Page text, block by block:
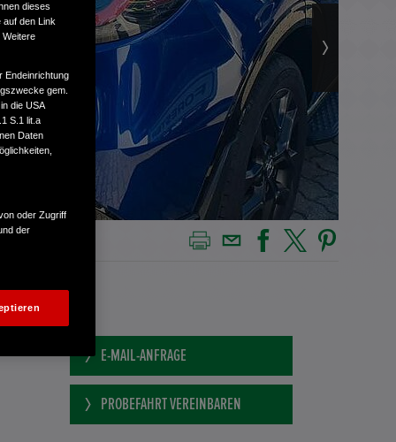
E-MAIL-ANFRAGE
PROBEFAHRT VEREINBAREN
dieses
auf den Link
Weitere
Endeinrichtung
gem.
die USA
S.1 lit.a
Daten
oder Zugriff
der